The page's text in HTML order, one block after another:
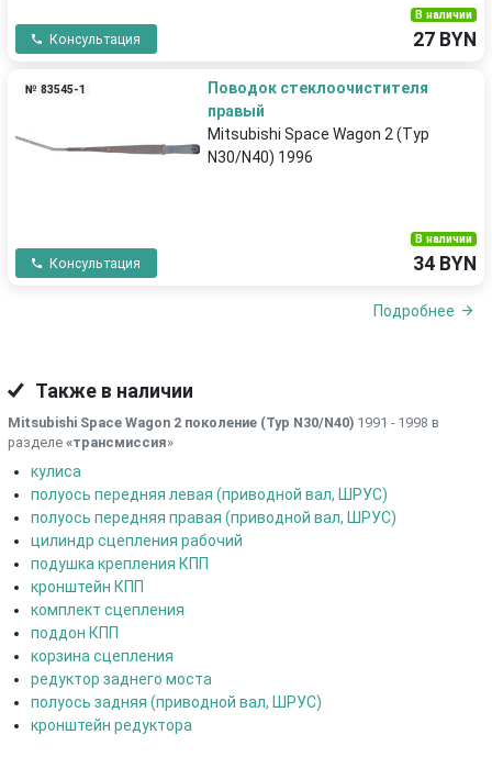
Консультация
В наличии
27 BYN
№ 83545-1
Поводок стеклоочистителя
правый
Mitsubishi Space Wagon 2 (Typ
N30/N40) 1996
Консультация
В наличии
34 BYN
Подробнее
Также в наличии
Mitsubishi Space Wagon 2 поколение (Typ N30/N40) 1991 - 1998 в
разделе «трансмиссия»
кулиса
полуось передняя левая (приводной вал, ШРУС)
полуось передняя правая (приводной вал, ШРУС)
цилиндр сцепления рабочий
подушка крепления КПП
кронштейн КПП
комплект сцепления
поддон КПП
корзина сцепления
редуктор заднего моста
полуось задняя (приводной вал, ШРУС)
кронштейн редуктора